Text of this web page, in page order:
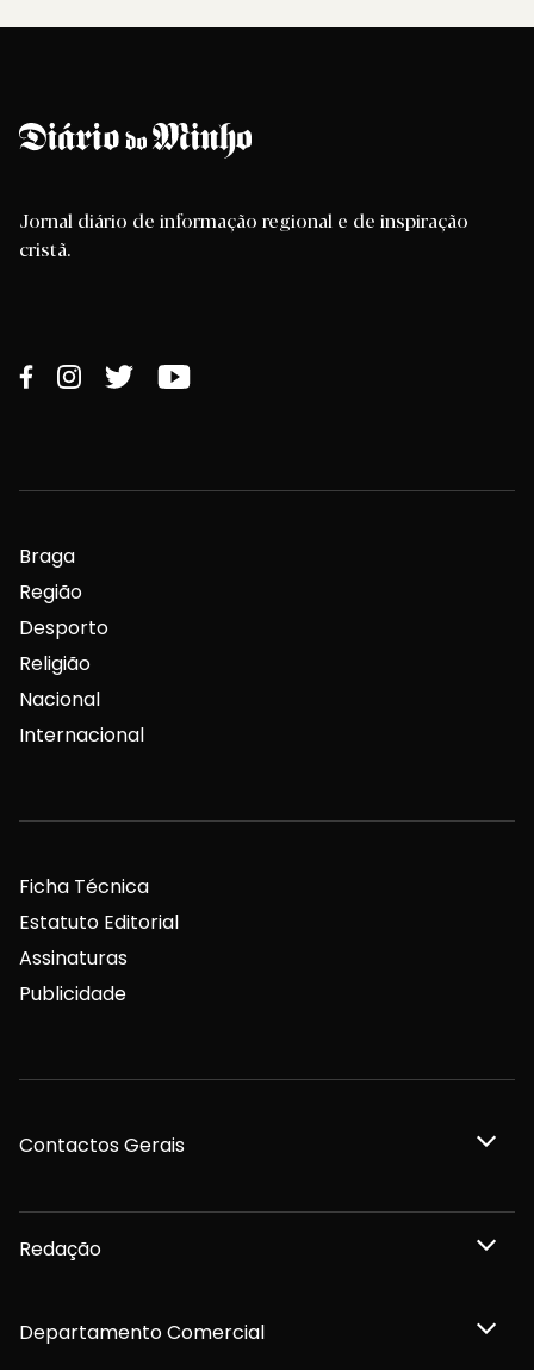
Jornal diário de informação regional e de inspiração
cristã.
Braga
Região
Desporto
Religião
Nacional
Internacional
Ficha Técnica
Estatuto Editorial
Assinaturas
Publicidade
Contactos Gerais
Redação
Departamento Comercial